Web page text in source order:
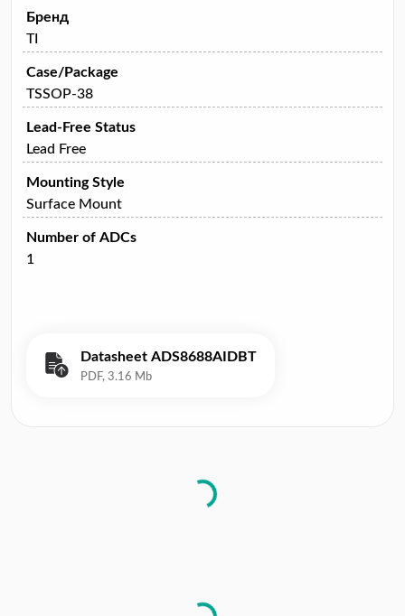
Бренд
TI
Case/Package
TSSOP-38
Lead-Free Status
Lead Free
Mounting Style
Surface Mount
Number of ADCs
1
Datasheet ADS8688AIDBT